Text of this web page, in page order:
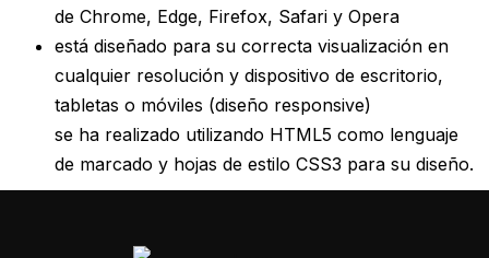
de Chrome, Edge, Firefox, Safari y Opera
está diseñado para su correcta visualización en
cualquier resolución y dispositivo de escritorio,
tabletas o móviles (diseño responsive)
se ha realizado utilizando HTML5 como lenguaje
de marcado y hojas de estilo CSS3 para su diseño.